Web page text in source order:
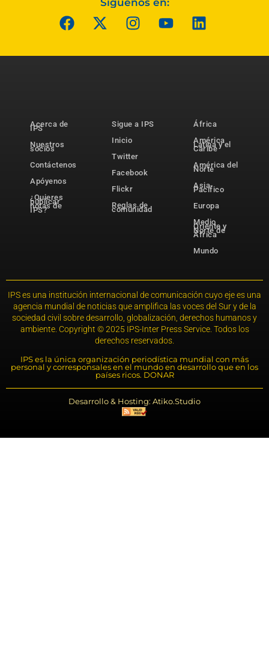
Síguenos en:
Acerca de
IPS
Nuestros
socios
Contáctenos
Apóyenos
¿Quieres
publicar
notas de
IPS?
Sigue a IPS
Inicio
Twitter
Facebook
Flickr
Reglas de
comunidad
África
América
Latina y el
Caribe
América del
Norte
Asia-
Pacífico
Europa
Medio
Oriente y
Norte de
África
Mundo
IPS es una institución internacional de comunicación cuyo eje es una
agencia mundial de noticias que amplifica las voces del Sur y de la
sociedad civil sobre desarrollo, globalización, derechos humanos y
ambiente. Copyright © 2025 IPS-Inter Press Service. Todos los
derechos reservados.
IPS es la única organización periodística mundial con más
personal y corresponsales en el mundo en desarrollo que en los
países ricos. DONAR
Desarrollo & Hosting: Atiko.Studio